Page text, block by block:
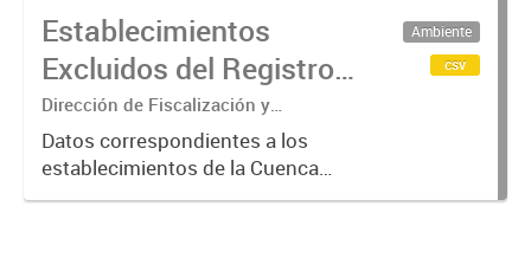
aquellos que requieren de una
verificación más exhaustiva por
considerarse...
Establecimientos
Excluidos del Registro
de Agentes
Contaminantes de
ACUMAR (2017-2023)
Dirección de Fiscalización y
Adecuación Ambiental
Datos correspondientes a los
establecimientos de la Cuenca
Matanza Riachuelo excluidos del
Ambiente
csv